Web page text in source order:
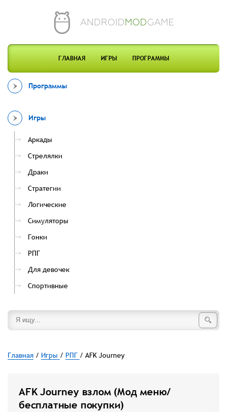
ANDROIDMODGAME
ГЛАВНАЯ ИГРЫ ПРОГРАММЫ
Программы
Игры
Аркады
Стрелялки
Драки
Стратегии
Логические
Симуляторы
Гонки
РПГ
Для девочек
Спортивные
Главная / Игры / РПГ / AFK Journey
AFK Journey взлом (Мод меню/
бесплатные покупки)